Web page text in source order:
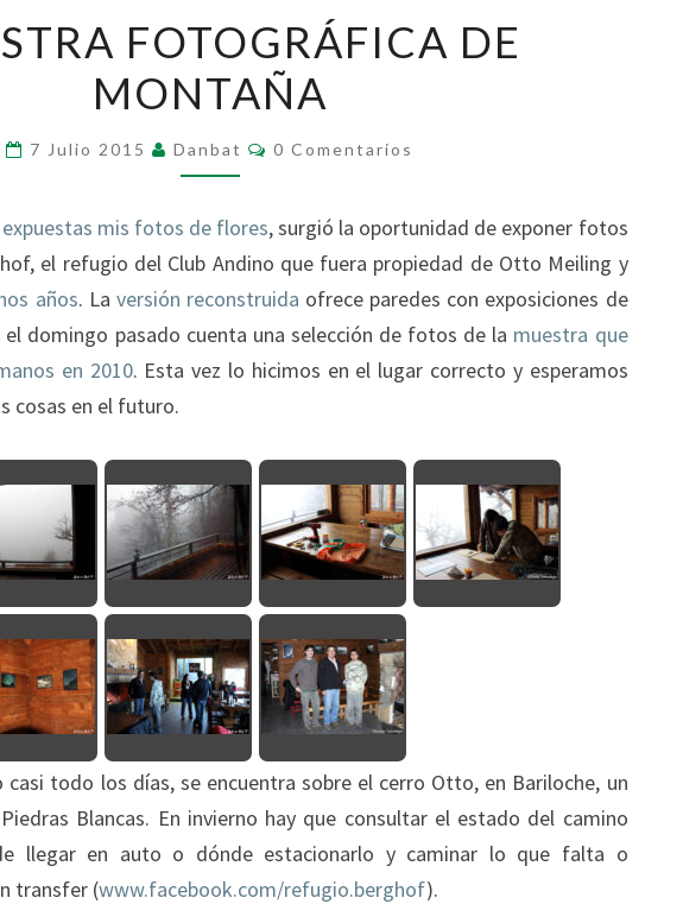
FOTOGRÁFICA
DE
MONTAÑA
FOTOGRÁFICA DE
MONTAÑA
7 Julio 2015 Danbat Comentarios
0 Comentarios
expuestas mis fotos de flores, surgió la oportunidad de exponer fotos
el refugio del Club Andino que fuera propiedad de Otto Meiling y
años. La versión reconstruida ofrece paredes con exposiciones de
domingo pasado cuenta una selección de fotos de la muestra que
en 2010. Esta vez lo hicimos en el lugar correcto y esperamos
cosas en el futuro.
todo los días, se encuentra sobre el cerro Otto, en Bariloche, un
Blancas. En invierno hay que consultar el estado del camino
llegar en auto o dónde estacionarlo y caminar lo que falta o
transfer (www.facebook.com/refugio.berghof).